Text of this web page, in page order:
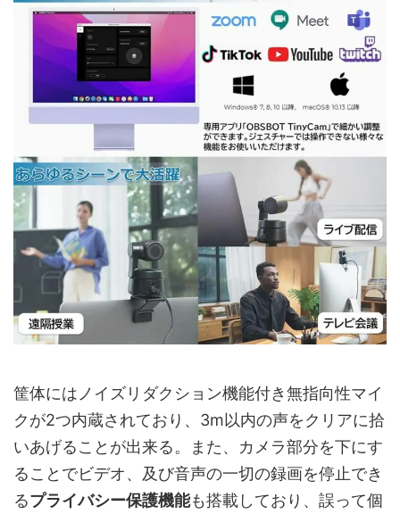
筐体にはノイズリダクション機能付き無指向性マイ
クが2つ内蔵されており、3m以内の声をクリアに拾
いあげることが出来る。また、カメラ部分を下にす
ることでビデオ、及び音声の一切の録画を停止でき
るプライバシー保護機能も搭載しており、誤って個